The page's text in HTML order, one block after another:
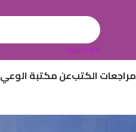
أختر تصنيف
مراجعات الكتبعن مكتبة الوعي